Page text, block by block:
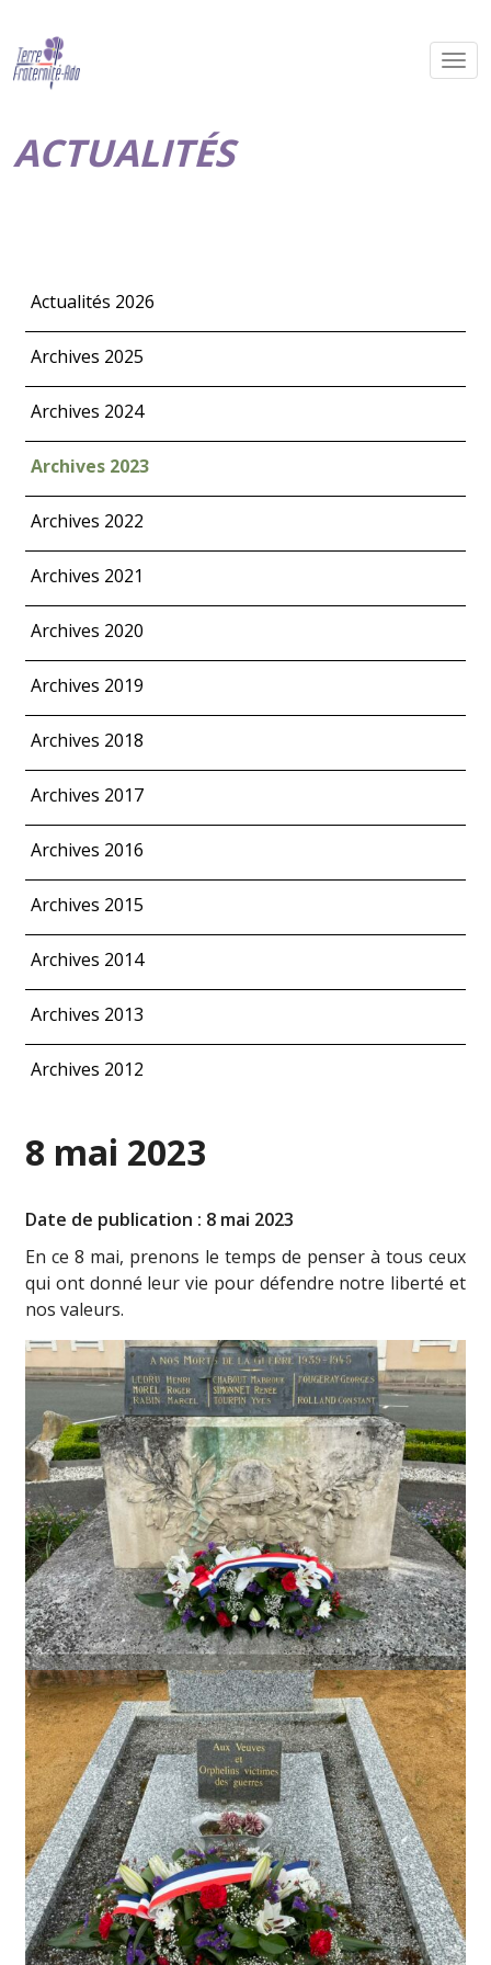
ACTUALITÉS
Actualités 2026
Archives 2025
Archives 2024
Archives 2023
Archives 2022
Archives 2021
Archives 2020
Archives 2019
Archives 2018
Archives 2017
Archives 2016
Archives 2015
Archives 2014
Archives 2013
Archives 2012
8 mai 2023
Date de publication : 8 mai 2023
En ce 8 mai, prenons le temps de penser à tous ceux
qui ont donné leur vie pour défendre notre liberté et
nos valeurs.